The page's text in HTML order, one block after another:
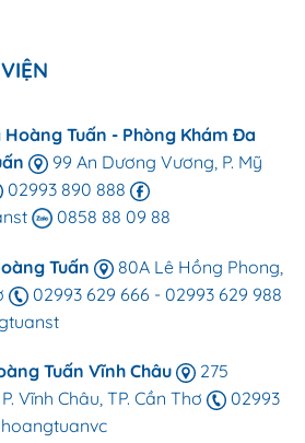
Tuấn - Phòng Khám Đa
99 An Dương Vương, P. Mỹ
02993 890 888
0858 88 09 88
Tuấn
80A Lê Hồng Phong,
02993 629 666 - 02993 629 988
Tuấn Vĩnh Châu
275
Vĩnh Châu, TP. Cần Thơ
02993